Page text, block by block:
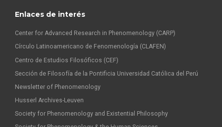
Enlaces de interés
Center for Advanced Research in Phenomenology (CARP)
Círculo Latinoamericano de Fenomenología (CLAFEN)
Centro de Estudios Filosóficos (CEF)
Sección de Filosofía de la Pontificia Universidad Católica del Perú
Newsletter of Phenomenology
Husserl Archives-Leuven
Society for Phenomenology and Existential Philosophy